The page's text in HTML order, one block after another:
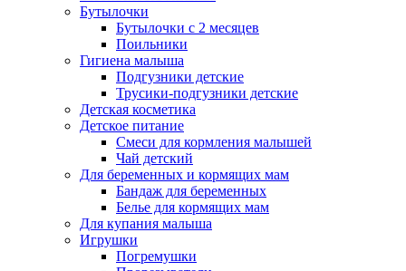
Бутылочки
Бутылочки с 2 месяцев
Поильники
Гигиена малыша
Подгузники детские
Трусики-подгузники детские
Детская косметика
Детское питание
Смеси для кормления малышей
Чай детский
Для беременных и кормящих мам
Бандаж для беременных
Белье для кормящих мам
Для купания малыша
Игрушки
Погремушки